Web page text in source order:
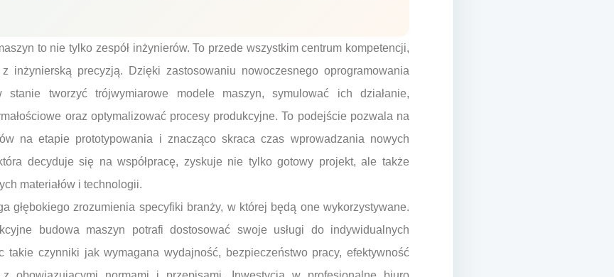
to nie tylko zespół inżynierów. To przede wszystkim centrum kompetencji,
inżynierską precyzją. Dzięki zastosowaniu nowoczesnego oprogramowania
tworzyć trójwymiarowe modele maszyn, symulować ich działanie,
oraz optymalizować procesy produkcyjne. To podejście pozwala na
na etapie prototypowania i znacząco skraca czas wprowadzania nowych
decyduje się na współpracę, zyskuje nie tylko gotowy projekt, ale także
materiałów i technologii.
głębokiego zrozumienia specyfiki branży, w której będą one wykorzystywane.
budowa maszyn potrafi dostosować swoje usługi do indywidualnych
takie czynniki jak wymagana wydajność, bezpieczeństwo pracy, efektywność